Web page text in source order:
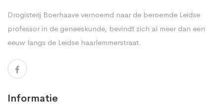
Drogisterij Boerhaave vernoemd naar de beroemde Leidse
professor in de geneeskunde, bevindt zich al meer dan een
eeuw langs de Leidse haarlemmerstraat.
Informatie